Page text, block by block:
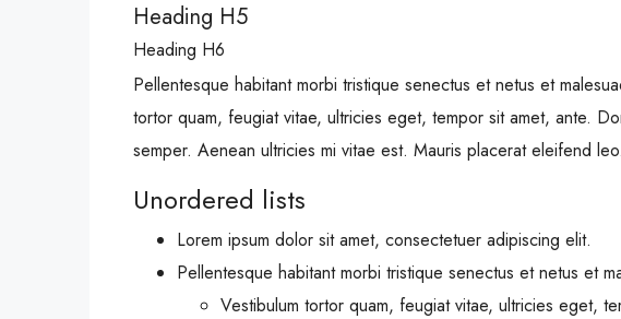
Heading H5
Heading H6
Pellentesque habitant morbi tristique senectus et netus et
tortor quam, feugiat vitae, ultricies eget, tempor sit amet, ante.
semper. Aenean ultricies mi vitae est. Mauris placerat eleifend leo.
Unordered lists
Lorem ipsum dolor sit amet, consectetuer adipiscing elit.
Pellentesque habitant morbi tristique senectus et netus et
Vestibulum tortor quam, feugiat vitae, ultricies eget,